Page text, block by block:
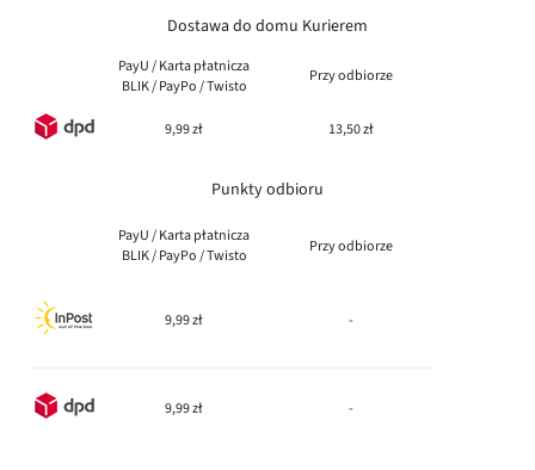
Dostawa do domu Kurierem
PayU / Karta płatnicza
BLIK / PayPo / Twisto
Przy odbiorze
9,99 zł 13,50 zł
Punkty odbioru
PayU / Karta płatnicza
BLIK / PayPo / Twisto
Przy odbiorze
9,99 zł -
9,99 zł -